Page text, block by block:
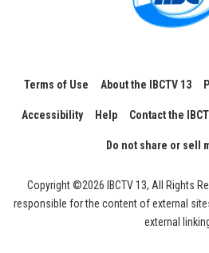
Terms of Use About the IBCTV 13
Accessibility Help Contact the
Do not share or sell
Copyright ©2026 IBCTV 13, All Rights
responsible for the content of external
external